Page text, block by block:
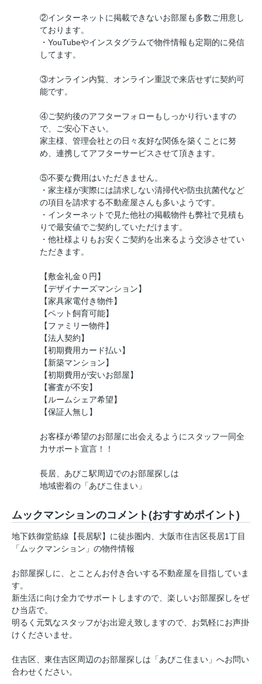
②インターネットに掲載できないお部屋も多数ご用意し
ております。
・YouTubeやインスタグラムで物件情報も定期的に発信
してます。
③オンライン内覧、オンライン重説で来店せずに契約可
能です。
④ご契約後のアフターフォローもしっかり行いますの
で、ご安心下さい。
家主様、管理会社との日々友好な関係を築くことに努
め、連携してアフターサービスさせて頂きます。
⑤不要な費用はいただきません。
・家主様が実際には請求しない清掃代や防虫抗菌代など
の項目を請求する不動産屋さんも多いようです。
・インターネットで見た他社の掲載物件も弊社で見積も
りで最安値でご契約していただけます。
・他社様よりもお安くご契約を出来るよう交渉させてい
ただきます。
【敷金礼金０円】
【デザイナーズマンション】
【家具家電付き物件】
【ペット飼育可能】
【ファミリー物件】
【法人契約】
【初期費用カード払い】
【新築マンション】
【初期費用が安いお部屋】
【審査が不安】
【ルームシェア希望】
【保証人無し】
お客様が希望のお部屋に出会えるようにスタッフ一同全
力サポート宣言！！
長居、あびこ駅周辺でのお部屋探しは
地域密着の「あびこ住まい」
ムックマンションのコメント(おすすめポイント)
地下鉄御堂筋線【長居駅】に徒歩圏内、大阪市住吉区長居1丁目
「ムックマンション」の物件情報
お部屋探しに、とことんお付き合いする不動産屋を目指していま
す。
新生活に向け全力でサポートしますので、楽しいお部屋探しをぜ
ひ当店で。
明るく元気なスタッフがお出迎え致しますので、お気軽にお声掛
けくださいませ。
住吉区、東住吉区周辺のお部屋探しは「あびこ住まい」へお問い
合わせください。